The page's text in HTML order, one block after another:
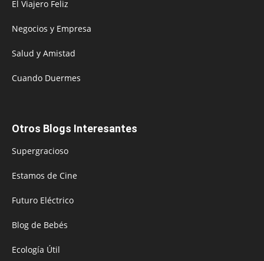
El Viajero Feliz
Negocios y Empresa
Salud y Amistad
Cuando Duermes
Otros Blogs Interesantes
Supergracioso
Estamos de Cine
Futuro Eléctrico
Blog de Bebés
Ecología Útil